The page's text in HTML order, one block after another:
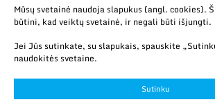
© 2026 Valstybinis mokslinių tyrimų
technologijos mokslų centras. Duomenys
Juridinių asmenų registre.
Mūsų svetainė naudoja slapukus (angl. cookies).
būtini, kad veiktų svetainė, ir negali būti išjungti.
Jei Jūs sutinkate, su slapukais, spauskite
naudokitės svetaine.
Sutinku